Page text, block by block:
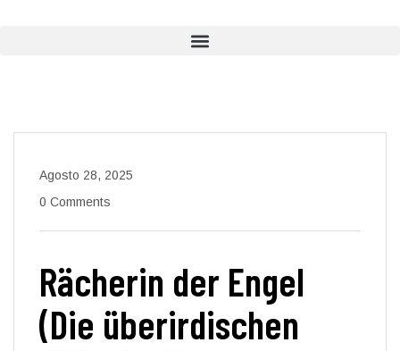
Agosto 28, 2025
0 Comments
Rächerin der Engel
(Die überirdischen